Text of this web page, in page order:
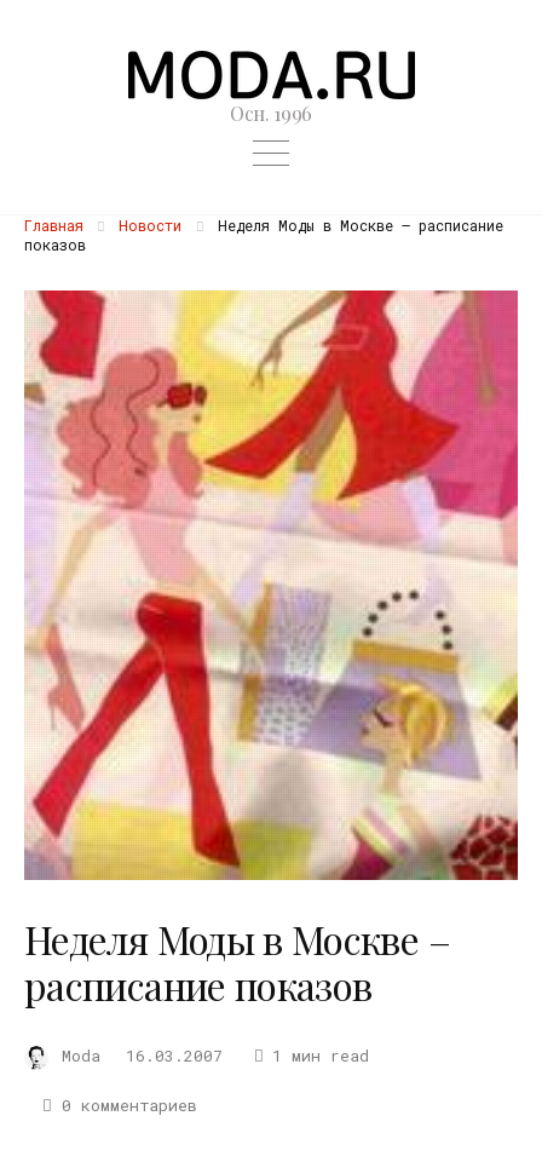
Осн. 1996
Главная Новости
Неделя Моды в Москве – расписание
показов
Неделя Моды в Москве –
расписание показов
Moda 16.03.2007 1 мин read
0 комментариев